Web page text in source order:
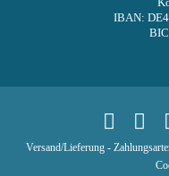
IBAN:
Versand/Lieferung-